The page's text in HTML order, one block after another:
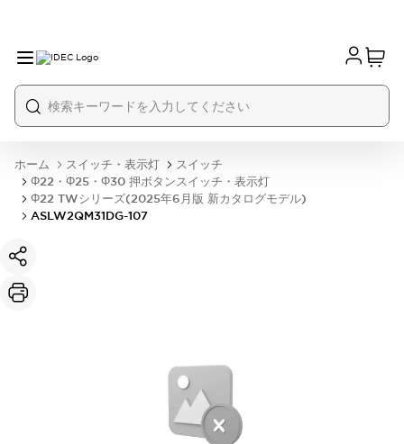
ホーム スイッチ・表示灯
スイッチ
Φ22・Φ25・Φ30 押ボタンスイッチ・表示灯
Φ22 TWシリーズ(2025年6月版 新カタログモデル)
ASLW2QM31DG-107